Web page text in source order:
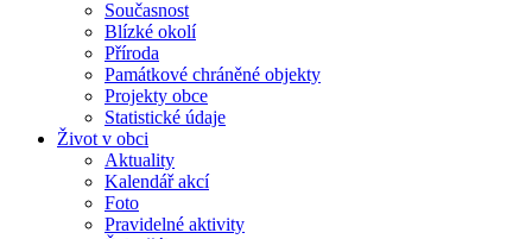
Současnost
Blízké okolí
Příroda
Památkové chráněné objekty
Projekty obce
Statistické údaje
Život v obci
Aktuality
Kalendář akcí
Foto
Pravidelné aktivity